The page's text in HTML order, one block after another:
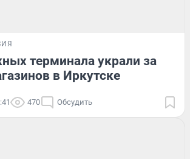
терминала украли за
в Иркутске
470 Обсудить